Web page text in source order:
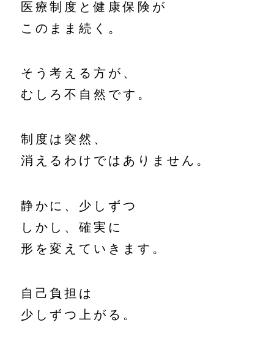
医療制度と健康保険が
このまま続く。
そう考える方が、
むしろ不自然です。
制度は突然、
消えるわけではありません。
静かに、少しずつ
しかし、確実に
形を変えていきます。
自己負担は
少しずつ上がる。